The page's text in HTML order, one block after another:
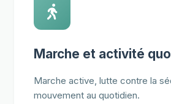
Marche et activité
Marche active, lutte contre la
mouvement au quotidien.